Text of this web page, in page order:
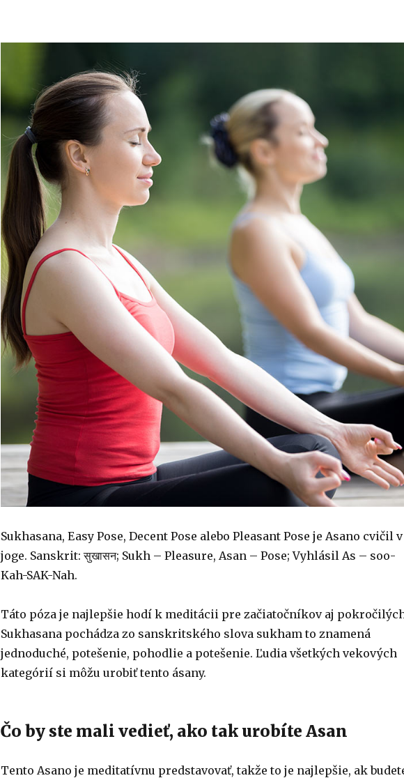
Sukhasana, Easy Pose, Decent Pose alebo Pleasant Pose je Asano cvičil v
joge. Sanskrit: सुखासन; Sukh – Pleasure, Asan – Pose; Vyhlásil As – soo-
Kah-SAK-Nah.
Táto póza je najlepšie hodí k meditácii pre začiatočníkov aj
Sukhasana pochádza zo sanskritského slova sukham to znamená
jednoduché, potešenie, pohodlie a potešenie. Ľudia všetkých vekových
kategórií si môžu urobiť tento ásany.
Čo by ste mali vedieť, ako tak urobíte Asan
Tento Asano je meditatívnu predstavovať, takže to je najlepšie, ak